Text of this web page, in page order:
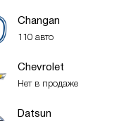
Changan
110 авто
Chevrolet
Нет в продаже
Datsun